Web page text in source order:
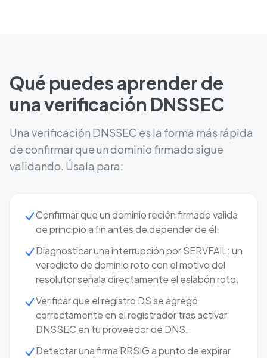
Qué puedes aprender de
una verificación DNSSEC
Una verificación DNSSEC es la forma más rápida
de confirmar que un dominio firmado sigue
validando. Úsala para:
Confirmar que un dominio recién firmado valida
de principio a fin antes de depender de él.
Diagnosticar una interrupción por SERVFAIL: un
veredicto de dominio roto con el motivo del
resolutor señala directamente el eslabón roto.
Verificar que el registro DS se agregó
correctamente en el registrador tras activar
DNSSEC en tu proveedor de DNS.
Detectar una firma RRSIG a punto de expirar